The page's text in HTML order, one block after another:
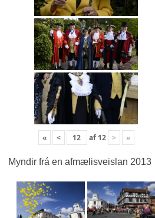
« < af 12 > »
Myndir frá en afmælisveislan 2013